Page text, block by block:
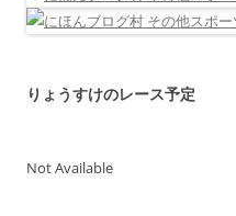
りょうすけのレース予定
Not Available